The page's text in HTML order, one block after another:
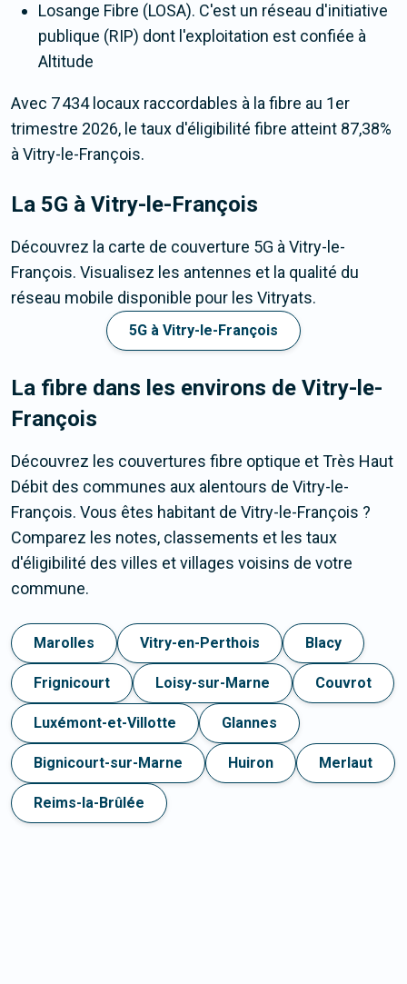
Losange Fibre (LOSA). C'est un réseau d'initiative
publique (RIP) dont l'exploitation est confiée à
Altitude
Avec 7 434 locaux raccordables à la fibre au 1er
trimestre 2026, le taux d'éligibilité fibre atteint 87,38%
à Vitry-le-François.
La 5G à Vitry-le-François
Découvrez la carte de couverture 5G à Vitry-le-
François. Visualisez les antennes et la qualité du
réseau mobile disponible pour les Vitryats.
5G à Vitry-le-François
La fibre dans les environs de Vitry-le-
François
Découvrez les couvertures fibre optique et Très Haut
Débit des communes aux alentours de Vitry-le-
François. Vous êtes habitant de Vitry-le-François ?
Comparez les notes, classements et les taux
d'éligibilité des villes et villages voisins de votre
commune.
Marolles Vitry-en-Perthois Blacy
Frignicourt Loisy-sur-Marne Couvrot
Luxémont-et-Villotte Glannes
Bignicourt-sur-Marne Huiron Merlaut
Reims-la-Brûlée